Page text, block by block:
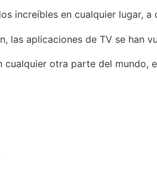
increíbles en cualquier lugar,
las aplicaciones de TV se han
otra parte del